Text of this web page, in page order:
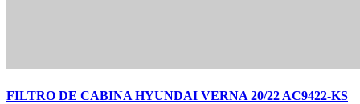
FILTRO DE CABINA HYUNDAI VERNA 20/22 AC9422-KS